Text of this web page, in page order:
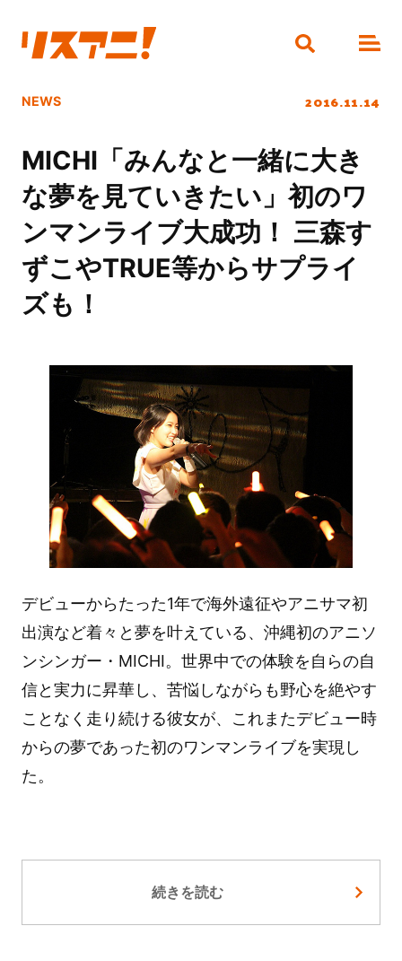
NEWS 2016.11.14
MICHI「みんなと一緒に大き
な夢を見ていきたい」初のワ
ンマンライブ大成功！ 三森す
ずこやTRUE等からサプライ
ズも！
デビューからたった1年で海外遠征やアニサマ初
出演など着々と夢を叶えている、沖縄初のアニソ
ンシンガー・MICHI。世界中での体験を自らの自
信と実力に昇華し、苦悩しながらも野心を絶やす
ことなく走り続ける彼女が、これまたデビュー時
からの夢であった初のワンマンライブを実現し
た。
続きを読む